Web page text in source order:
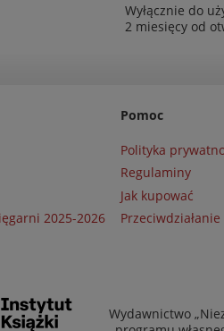
Wyłącznie do
2 miesięcy od
2025-2026
Pomoc
Polityka
Regulaminy
Jak kupować
Wydawnictwo